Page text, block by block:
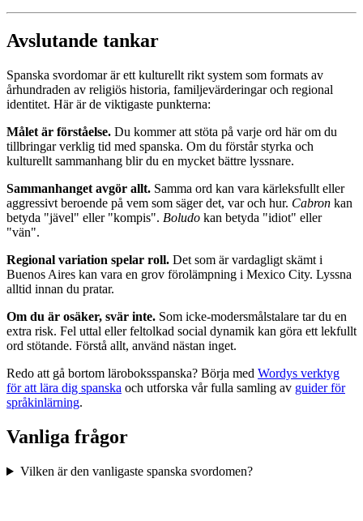
Avslutande tankar
Spanska svordomar är ett kulturellt rikt system som formats av
århundraden av religiös historia, familjevärderingar och regional
identitet. Här är de viktigaste punkterna:
Målet är förståelse. Du kommer att stöta på varje ord här om du
tillbringar verklig tid med spanska. Om du förstår styrka och
kulturellt sammanhang blir du en mycket bättre lyssnare.
Sammanhanget avgör allt. Samma ord kan vara kärleksfullt eller
aggressivt beroende på vem som säger det, var och hur. Cabron kan
betyda "jävel" eller "kompis". Boludo kan betyda "idiot" eller
"vän".
Regional variation spelar roll. Det som är vardagligt skämt i
Buenos Aires kan vara en grov förolämpning i Mexico City. Lyssna
alltid innan du pratar.
Om du är osäker, svär inte. Som icke-modersmålstalare tar du en
extra risk. Fel uttal eller feltolkad social dynamik kan göra ett lekfullt
ord stötande. Förstå allt, använd nästan inget.
Redo att gå bortom läroboksspanska? Börja med Wordys verktyg
för att lära dig spanska och utforska vår fulla samling av guider för
språkinlärning.
Vanliga frågor
Vilken är den vanligaste spanska svordomen?